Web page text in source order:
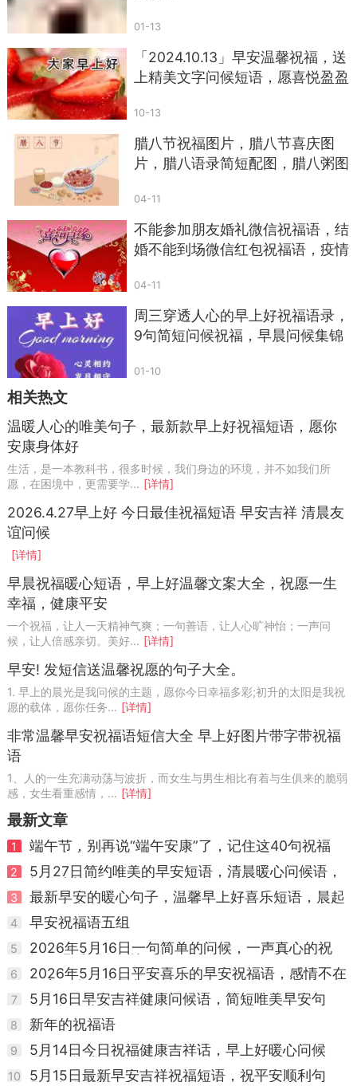
01-13
「2024.10.13」早安温馨祝福，送
上精美文字问候短语，愿喜悦盈盈
10-13
腊八节祝福图片，腊八节喜庆图
片，腊八语录简短配图，腊八粥图
04-11
不能参加朋友婚礼微信祝福语，结
婚不能到场微信红包祝福语，疫情
04-11
周三穿透人心的早上好祝福语录，
9句简短问候祝福，早晨问候集锦
01-10
相关热文
温暖人心的唯美句子，最新款早上好祝福短语，愿你
安康身体好
生活，是一本教科书，很多时候，我们身边的环境，并不如我们所
愿，在困境中，更需要学... [详情]
2026.4.27早上好 今日最佳祝福短语 早安吉祥 清晨友
谊问候
[详情]
早晨祝福暖心短语，早上好温馨文案大全，祝愿一生
幸福，健康平安
一个祝福，让人一天精神气爽；一句善语，让人心旷神怡；一声问
候，让人倍感亲切。美好... [详情]
早安! 发短信送温馨祝愿的句子大全。
1. 早上的晨光是我问候的主题，愿你今日幸福多彩;初升的太阳是我祝
愿的载体，愿你任务... [详情]
非常温馨早安祝福语短信大全 早上好图片带字带祝福
语
1、人的一生充满动荡与波折，而女生与男生相比有着与生俱来的脆弱
感，女生看重感情，... [详情]
最新文章
1 端午节，别再说“端午安康”了，记住这40句祝福
2 5月27日简约唯美的早安短语，清晨暖心问候语，
3 最新早安的暖心句子，温馨早上好喜乐短语，晨起
4 早安祝福语五组
5 2026年5月16日一句简单的问候，一声真心的祝
6 2026年5月16日平安喜乐的早安祝福语，感情不在
7 5月16日早安吉祥健康问候语，简短唯美早安句
8 新年的祝福语
9 5月14日今日祝福健康吉祥话，早上好暖心问候
10 5月15日最新早安吉祥祝福短语，祝平安顺利句